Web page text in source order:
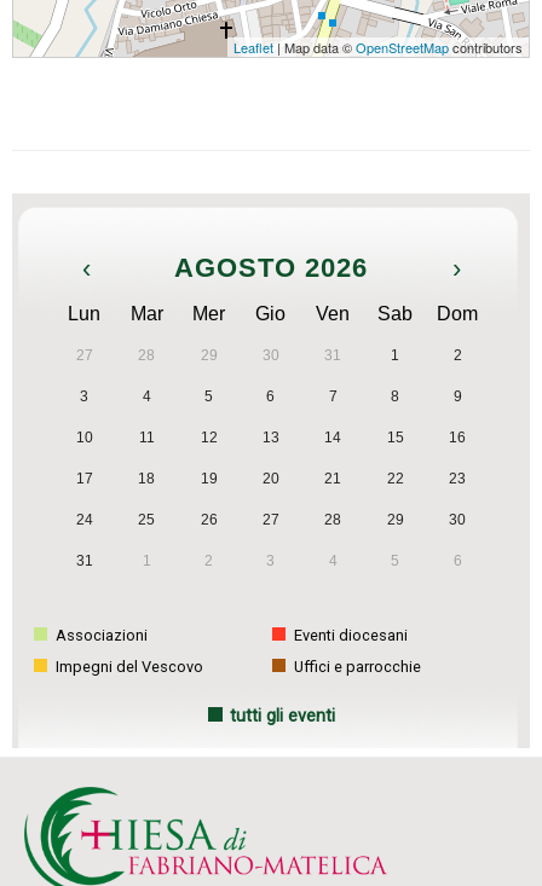
Leaflet| Map data ©OpenStreetMapcontributors
‹ AGOSTO 2026 ›
Lun Mar Mer Gio Ven Sab Dom
27 28 29 30 31 1 2
3 4 5 6 7 8 9
10 11 12 13 14 15 16
17 18 19 20 21 22 23
24 25 26 27 28 29 30
31 1 2 3 4 5 6
Associazioni
Eventi diocesani
Impegni del Vescovo
Uffici e parrocchie
tutti gli eventi